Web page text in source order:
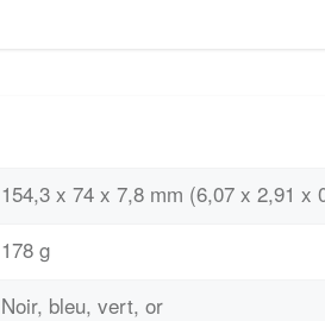
154,3 x 74 x 7,8 mm (6,07 x 2,91 x
178 g
Noir, bleu, vert, or